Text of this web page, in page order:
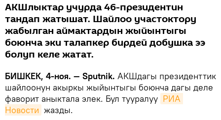
АКШлыктар учурда 46-президентин
тандап жатышат. Шайлоо участоктору
жабылган аймактардын жыйынтыгы
боюнча эки талапкер бирдей добушка ээ
болуп келе жатат.
БИШКЕК, 4-ноя. — Sputnik. АКШдагы президенттик
шайлоонун акыркы жыйынтыгы боюнча дагы деле
фаворит аныктала элек. Бул тууралуу РИА
Новости жазды.